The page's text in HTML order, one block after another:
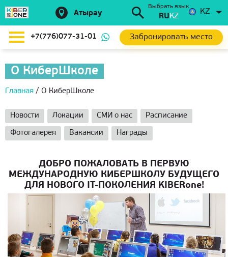
Атырау
Выбрать язык
RUKZ
KZ
+7(776)077-31-01 Забронировать место
О КиберШколе
Главная / О КиберШколе
Новости Локации СМИ о нас Расписание
Фотогалерея Вакансии Награды
ДОБРО ПОЖАЛОВАТЬ В ПЕРВУЮ
МЕЖДУНАРОДНУЮ КИБЕРШКОЛУ БУДУЩЕГО
ДЛЯ НОВОГО IT-ПОКОЛЕНИЯ KIBERone!